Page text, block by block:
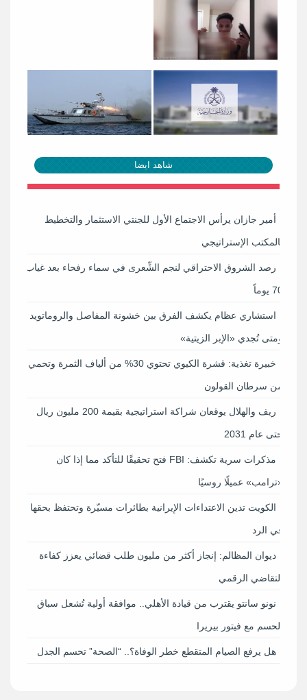
شاهد ايضا
أمير جازان يرأس الاجتماع الأول للجنتي الاستثمار والتخطيط
بالمكتب الإستراتيجي
رصد الشروق الاحتراقي لنجم الشِّعرى في سماء رفحاء بعد غياب
70 يوماً
استشاري عظام يكشف الفرق بين خشونة المفاصل والروماتويد
ومتى تُجدي «الإبر الزيتية»
خبيرة تغذية: قشرة الكيوي تحتوي 30% من ألياف الثمرة وتحمي
من سرطان القولون
ريف والهلال يوقعان شراكة استراتيجية بقيمة 200 مليون ريال
حتى عام 2031
مذكرات سرية تكشف: FBI فتح تحقيقًا للتأكد مما إذا كان
«ترامب» عميلًا روسيًا
الكويت تدين الاعتداءات الإيرانية بطائرات مسيّرة وتحتفظ بحقها
في الرد
ديوان المظالم: إنجاز أكثر من مليون طلب قضائي يعزز كفاءة
التقاضي الرقمي
نونو سانتو يقترب من قيادة الأهلي.. موافقة أولية تُشعل سباق
الحسم مع فيتور بيريرا
هل يرفع الصيام المتقطع خطر الوفاة؟.. “الصحة” تحسم الجدل